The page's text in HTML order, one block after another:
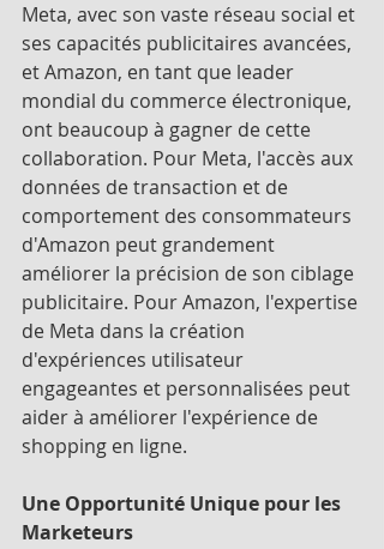
Meta, avec son vaste réseau social et
ses capacités publicitaires avancées,
et Amazon, en tant que leader
mondial du commerce électronique,
ont beaucoup à gagner de cette
collaboration. Pour Meta, l'accès aux
données de transaction et de
comportement des consommateurs
d'Amazon peut grandement
améliorer la précision de son ciblage
publicitaire. Pour Amazon, l'expertise
de Meta dans la création
d'expériences utilisateur
engageantes et personnalisées peut
aider à améliorer l'expérience de
shopping en ligne.
Une Opportunité Unique pour les
Marketeurs